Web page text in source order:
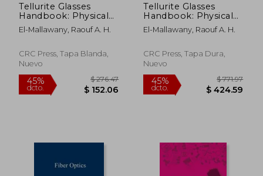
Tellurite Glasses
Handbook: Physical
Properties and Data,
Second Edition (en
El-Mallawany, Raouf A. H.
CRC Press, Tapa Blanda,
Nuevo
Tellurite Glasses
Handbook: Physical
Properties and Data,
Second Edition (en
El-Mallawany, Raouf A. H.
CRC Press, Tapa Dura,
Nuevo